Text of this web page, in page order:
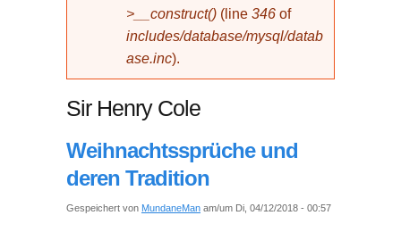
>__construct() (line 346 of
includes/database/mysql/datab
ase.inc).
Sir Henry Cole
Weihnachtssprüche und
deren Tradition
Gespeichert von MundaneMan am/um Di, 04/12/2018 - 00:57